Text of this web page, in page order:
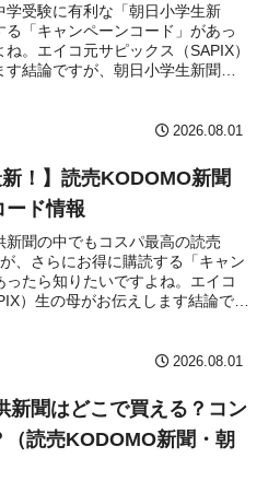
学受験に有利な「朝日小学生新
る「キャンペーンコード」があっ
。エイコ元サピックス（SAPIX）
結論ですが、朝日小学生新聞は
2026.08.01
新！】読売KODOMO新聞
ード情報
聞の中でもコスパ最高の読売
、さらにお得に購読する「キャン
たら知りたいですよね。エイコ
）生の母がお伝えします結論です
2026.08.01
新聞はどこで買える？コン
（読売KODOMO新聞・朝